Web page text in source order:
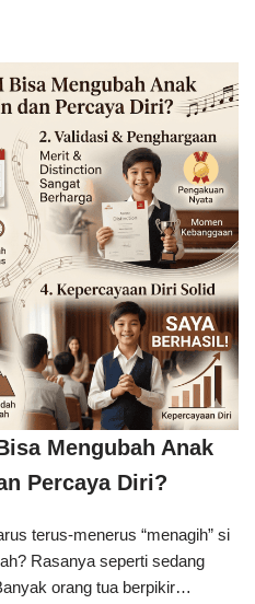
Mengubah Anak
Percaya Diri?
terus-menerus “menagih” si
Rasanya seperti sedang
orang tua berpikir…